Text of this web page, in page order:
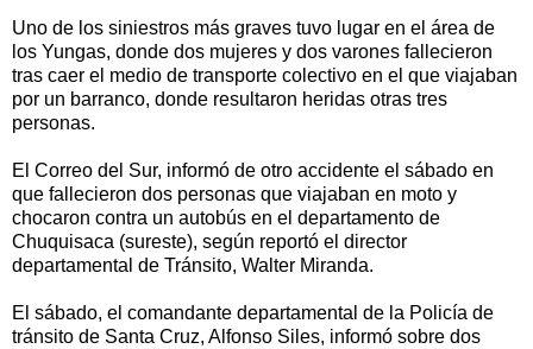
Uno de los siniestros más graves tuvo lugar en el área de
los Yungas, donde dos mujeres y dos varones fallecieron
tras caer el medio de transporte colectivo en el que viajaban
por un barranco, donde resultaron heridas otras tres
personas.
El Correo del Sur, informó de otro accidente el sábado en
que fallecieron dos personas que viajaban en moto y
chocaron contra un autobús en el departamento de
Chuquisaca (sureste), según reportó el director
departamental de Tránsito, Walter Miranda.
El sábado, el comandante departamental de la Policía de
tránsito de Santa Cruz, Alfonso Siles, informó sobre dos